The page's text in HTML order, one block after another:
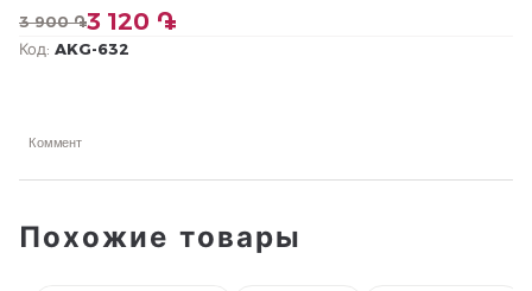
3 900 ֏3 120 ֏
Код: AKG-632
Коммент
Похожие товары